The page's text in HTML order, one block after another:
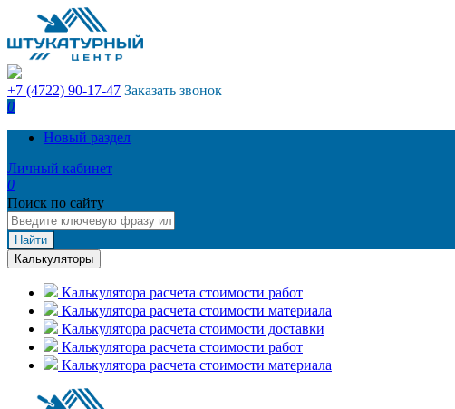
+7 (4722) 90-17-47 Заказать звонок
0
Новый раздел
Личный кабинет
0
Поиск по сайту
Найти
Калькуляторы
Калькулятора расчета стоимости работ
Калькулятора расчета стоимости материала
Калькулятора расчета стоимости доставки
Калькулятора расчета стоимости работ
Калькулятора расчета стоимости материала